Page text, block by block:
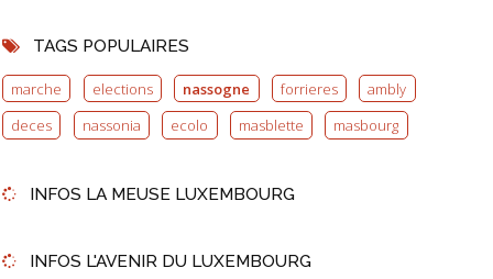
TAGS POPULAIRES
marche elections nassogne forrieres
ambly
deces
nassonia ecolo masblette masbourg
INFOS LA MEUSE LUXEMBOURG
INFOS L'AVENIR DU LUXEMBOURG